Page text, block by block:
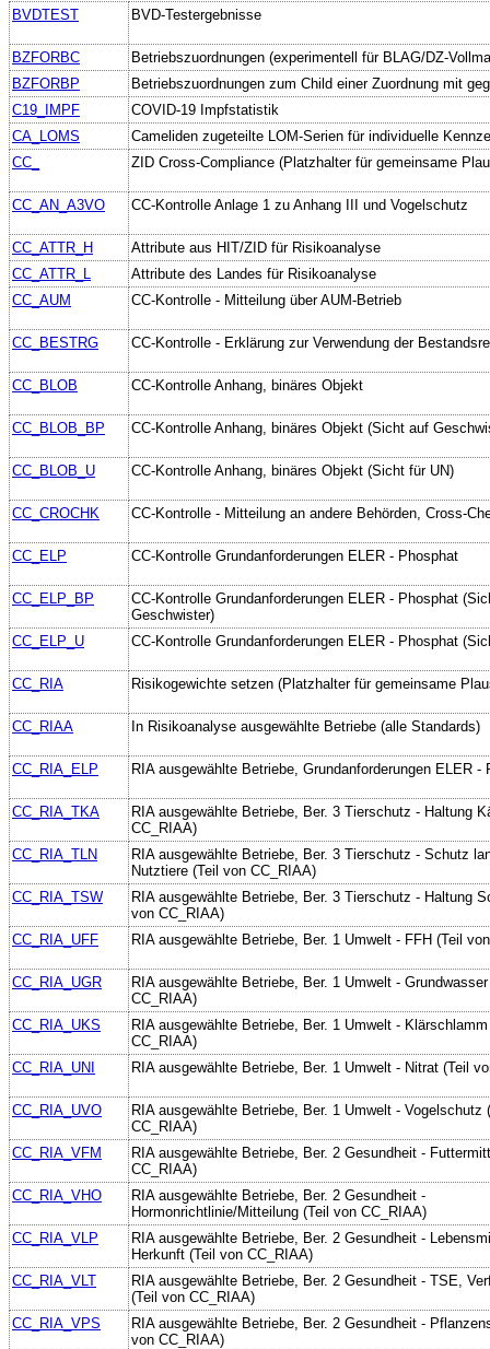
BVDTEST BVD-Testergebnisse
BZFORBC
Betriebszuordnungen (experimentell für BLAG/DZ-
BZFORBP
Betriebszuordnungen zum Child einer Zuordnung mit
C19_IMPF
COVID-19 Impfstatistik
CA_LOMS
Cameliden zugeteilte LOM-Serien für individuelle
CC_
ZID Cross-Compliance (Platzhalter für gemeinsame
CC_AN_A3VO CC-Kontrolle Anlage 1 zu Anhang III und Vogelschutz
CC_ATTR_H
Attribute aus HIT/ZID für Risikoanalyse
CC_ATTR_L
Attribute des Landes für Risikoanalyse
CC_AUM
CC-Kontrolle - Mitteilung über AUM-Betrieb
CC_BESTRG CC-Kontrolle - Erklärung zur Verwendung der
CC_BLOB CC-Kontrolle Anhang, binäres Objekt
CC_BLOB_BP CC-Kontrolle Anhang, binäres Objekt (Sicht auf
CC_BLOB_U CC-Kontrolle Anhang, binäres Objekt (Sicht für UN)
CC_CROCHK CC-Kontrolle - Mitteilung an andere Behörden, Cross-
CC_ELP CC-Kontrolle Grundanforderungen ELER - Phosphat
CC_ELP_BP
CC-Kontrolle Grundanforderungen ELER - Phosphat
Geschwister)
CC_ELP_U
CC-Kontrolle Grundanforderungen ELER - Phosphat
CC_RIA Risikogewichte setzen (Platzhalter für gemeinsame
CC_RIAA In Risikoanalyse ausgewählte Betriebe (alle Standards)
CC_RIA_ELP RIA ausgewählte Betriebe, Grundanforderungen ELER -
CC_RIA_TKA
RIA ausgewählte Betriebe, Ber. 3 Tierschutz - Haltung
CC_RIAA)
CC_RIA_TLN
RIA ausgewählte Betriebe, Ber. 3 Tierschutz - Schutz
Nutztiere (Teil von CC_RIAA)
CC_RIA_TSW
RIA ausgewählte Betriebe, Ber. 3 Tierschutz - Haltung
von CC_RIAA)
CC_RIA_UFF
RIA ausgewählte Betriebe, Ber. 1 Umwelt - FFH (Teil
CC_RIA_UGR
RIA ausgewählte Betriebe, Ber. 1 Umwelt -
CC_RIAA)
CC_RIA_UKS
RIA ausgewählte Betriebe, Ber. 1 Umwelt -
CC_RIAA)
CC_RIA_UNI
RIA ausgewählte Betriebe, Ber. 1 Umwelt - Nitrat (Teil
CC_RIA_UVO
RIA ausgewählte Betriebe, Ber. 1 Umwelt - Vogelschutz
CC_RIAA)
CC_RIA_VFM
RIA ausgewählte Betriebe, Ber. 2 Gesundheit -
CC_RIAA)
CC_RIA_VHO
RIA ausgewählte Betriebe, Ber. 2 Gesundheit -
Hormonrichtlinie/Mitteilung (Teil von CC_RIAA)
CC_RIA_VLP
RIA ausgewählte Betriebe, Ber. 2 Gesundheit -
Herkunft (Teil von CC_RIAA)
CC_RIA_VLT
RIA ausgewählte Betriebe, Ber. 2 Gesundheit - TSE,
(Teil von CC_RIAA)
CC_RIA_VPS
RIA ausgewählte Betriebe, Ber. 2 Gesundheit -
von CC_RIAA)